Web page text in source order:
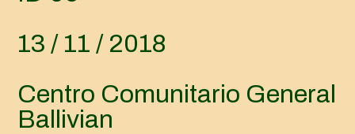
13 / 11 / 2018
Centro Comunitario General
Ballivian